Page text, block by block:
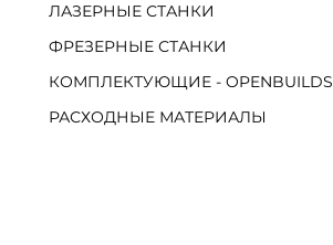
ЛАЗЕРНЫЕ СТАНКИ
ФРЕЗЕРНЫЕ СТАНКИ
КОМПЛЕКТУЮЩИЕ - OPENBUILDS
РАСХОДНЫЕ МАТЕРИАЛЫ